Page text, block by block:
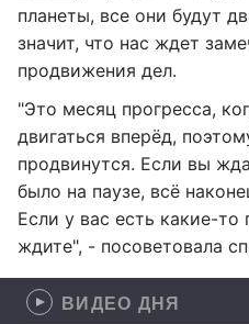
планеты, все они будут
значит, что нас ждет
продвижения дел.
"Это месяц прогресса,
двигаться вперёд,
продвинутся. Если вы
было на паузе, всё
Если у вас есть какие-то
ждите", - посоветовала
ВИДЕО ДНЯ